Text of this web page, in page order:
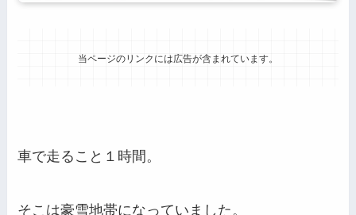
当ページのリンクには広告が含まれています。
車で走ること１時間。
そこは豪雪地帯になっていました。